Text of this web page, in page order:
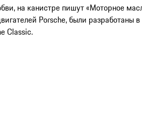
на канистре пишут «Моторное
Porsche, были
Classic.